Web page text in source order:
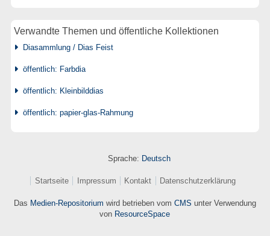
Verwandte Themen und öffentliche Kollektionen
Diasammlung / Dias Feist
öffentlich: Farbdia
öffentlich: Kleinbilddias
öffentlich: papier-glas-Rahmung
Sprache: Deutsch
Startseite Impressum Kontakt Datenschutzerklärung
Das Medien-Repositorium wird betrieben vom CMS unter Verwendung
von ResourceSpace